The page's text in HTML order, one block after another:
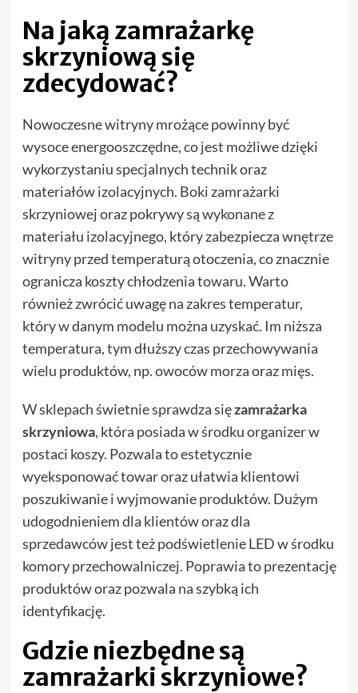
Na jaką zamrażarkę
skrzyniową się
zdecydować?
Nowoczesne witryny mrożące powinny być
wysoce energooszczędne, co jest możliwe dzięki
wykorzystaniu specjalnych technik oraz
materiałów izolacyjnych. Boki zamrażarki
skrzyniowej oraz pokrywy są wykonane z
materiału izolacyjnego, który zabezpiecza wnętrze
witryny przed temperaturą otoczenia, co znacznie
ogranicza koszty chłodzenia towaru. Warto
również zwrócić uwagę na zakres temperatur,
który w danym modelu można uzyskać. Im niższa
temperatura, tym dłuższy czas przechowywania
wielu produktów, np. owoców morza oraz mięs.
W sklepach świetnie sprawdza sięzamrażarka
skrzyniowa, która posiada w środku organizer w
postaci koszy. Pozwala to estetycznie
wyeksponować towar oraz ułatwia klientowi
poszukiwanie i wyjmowanie produktów. Dużym
udogodnieniem dla klientów oraz dla
sprzedawców jest też podświetlenie LED w środku
komory przechowalniczej. Poprawia to prezentację
produktów oraz pozwala na szybką ich
identyfikację.
Gdzie niezbędne są
zamrażarki skrzyniowe?